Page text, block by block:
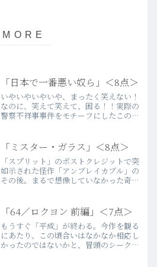
「日本で一番悪い奴ら」＜8点＞
いやいやいやいや、まったく笑えない！
なのに、笑えて笑えて、困る！！実際の
警察不祥事事件をモチーフにしたこの犯
だった。こういう“感覚”を、日本の映画
ファンが体感する機会は…more
「ミスター・ガラス」＜8点＞
「スプリット」のポストクレジットで突
如示された怪作「アンブレイカブル」の
その後。まるで想像していなかった奇跡
作推しのシャマラン映画ファンとして
は、鑑賞前から高揚感が膨れ…more
「64／ロクヨン 前編」＜7点＞
もうすぐ「平成」が終わる。今作を観る
にあたり、この頃合いはなかなか相応し
かったのではないかと、冒頭のシークエ